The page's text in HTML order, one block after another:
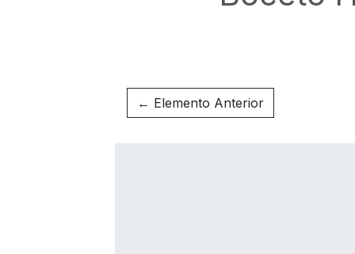
← Elemento Anterior